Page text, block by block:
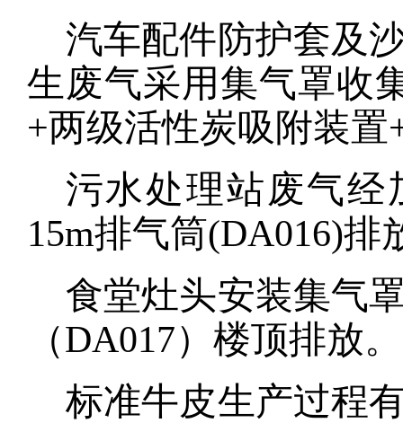
汽车配件防护套及
生废气采用集气罩收
+两级活性炭吸附装置
污水处理站废气经
15m排气筒(DA016)排
食堂灶头安装集气
（DA017）楼顶排放。
标准牛皮生产过程